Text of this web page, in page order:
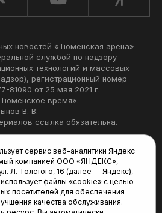
новостей «Тюменская арена»
службой по надзору
технологий и массовых
регистрационный номер
от 25 мая 2021 г.
время».
В. В.
ссылка обязательна.
28А
сервис веб-аналитики Яндекс
компанией ООО «ЯНДЕКС»,
Л. Толстого, 16 (далее — Яндекс),
файлы «cookie» с целью
посетителей для обеспечения
качества обслуживания.